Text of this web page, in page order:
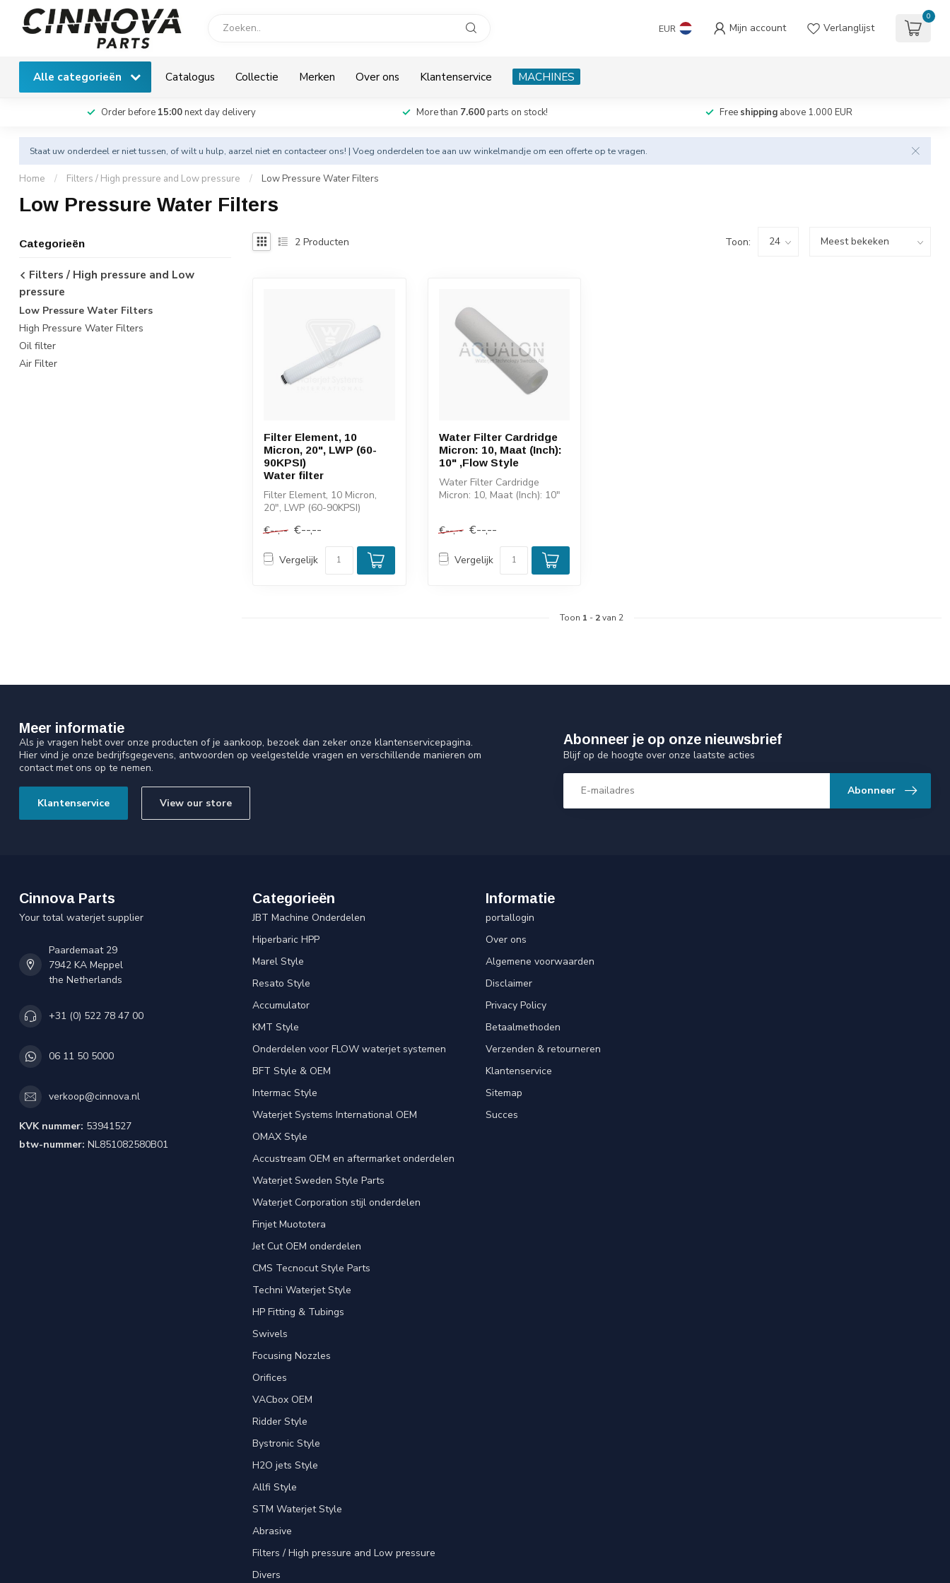
EUR Mijn account Verlanglijst
0
Alle categorieën Catalogus Collectie Merken Over ons Klantenservice MACHINES
Order before 15:00next day delivery More than 7.600parts on stock! Free shipping above 1.000 EUR
Staat uw onderdeel er niet tussen, of wilt u hulp, aarzel niet en contacteer ons! | Voeg onderdelen toe aan uw winkelmandje om een offerte op te vragen.
Home / Filters / High pressure and Low pressure / Low Pressure Water Filters
Low Pressure Water Filters
Categorieën
Filters / High pressure and Low
pressure
Low Pressure Water Filters
High Pressure Water Filters
Oil filter
Air Filter
2 Producten Toon:
Filter Element, 10
Micron, 20", LWP (60-
90KPSI)
Water filter
Filter Element, 10 Micron,
20", LWP (60-90KPSI)
€--,-- €--,--
Vergelijk
Water Filter Cardridge
Micron: 10, Maat (Inch):
10" ,Flow Style
Water Filter Cardridge
Micron: 10, Maat (Inch): 10"
€--,-- €--,--
Vergelijk
Toon 1 - 2van 2
Meer informatie
Als je vragen hebt over onze producten of je aankoop, bezoek dan zeker onze klantenservicepagina.
Hier vind je onze bedrijfsgegevens, antwoorden op veelgestelde vragen en verschillende manieren om
contact met ons op te nemen.
Klantenservice View our store
Abonneer je op onze nieuwsbrief
Blijf op de hoogte over onze laatste acties
Abonneer
Cinnova Parts
Your total waterjet supplier
Paardemaat 29
7942 KA Meppel
the Netherlands
+31 (0) 522 78 47 00
06 11 50 5000
verkoop@cinnova.nl
KVK nummer: 53941527
btw-nummer: NL851082580B01
Categorieën
JBT Machine Onderdelen
Hiperbaric HPP
Marel Style
Resato Style
Accumulator
KMT Style
Onderdelen voor FLOW waterjet systemen
BFT Style & OEM
Intermac Style
Waterjet Systems International OEM
OMAX Style
Accustream OEM en aftermarket onderdelen
Waterjet Sweden Style Parts
Waterjet Corporation stijl onderdelen
Finjet Muototera
Jet Cut OEM onderdelen
CMS Tecnocut Style Parts
Techni Waterjet Style
HP Fitting & Tubings
Swivels
Focusing Nozzles
Orifices
VACbox OEM
Ridder Style
Bystronic Style
H2O jets Style
Allfi Style
STM Waterjet Style
Abrasive
Filters / High pressure and Low pressure
Divers
Informatie
portallogin
Over ons
Algemene voorwaarden
Disclaimer
Privacy Policy
Betaalmethoden
Verzenden & retourneren
Klantenservice
Sitemap
Succes